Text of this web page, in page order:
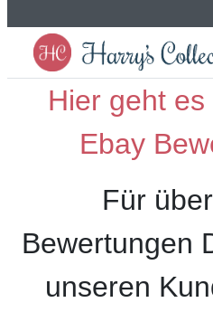
Hier geht
Ebay
Für
Bewertungen
unseren